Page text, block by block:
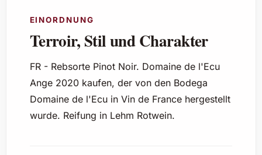
EINORDNUNG
Terroir, Stil und Charakter
FR - Rebsorte Pinot Noir. Domaine de l'Ecu
Ange 2020 kaufen, der von den Bodega
Domaine de l'Ecu in Vin de France hergestellt
wurde. Reifung in Lehm Rotwein.